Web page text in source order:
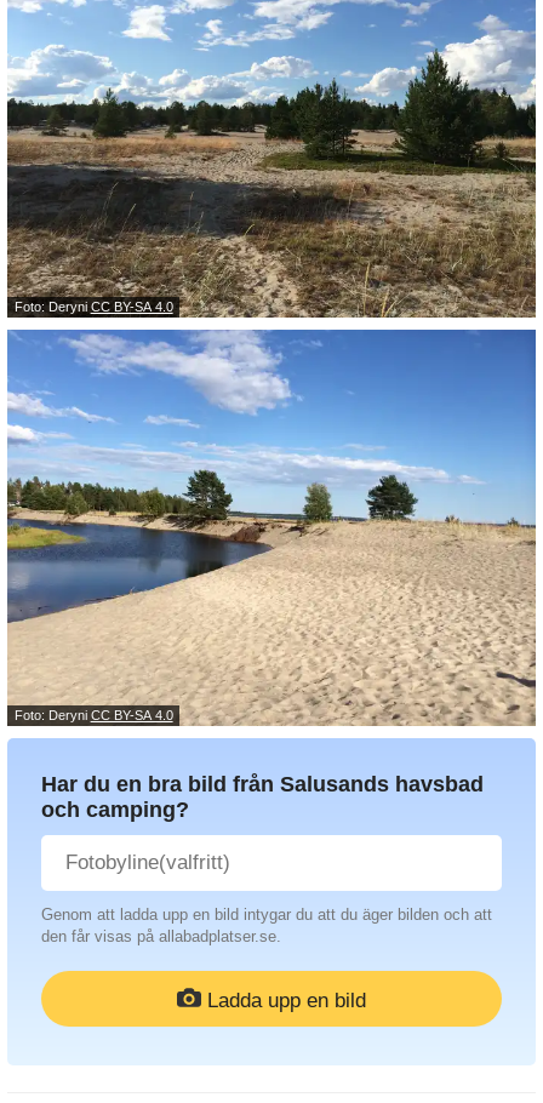
Foto: Deryni CC BY-SA 4.0
Foto: Deryni CC BY-SA 4.0
Har du en bra bild från Salusands havsbad
och camping?
Genom att ladda upp en bild intygar du att du äger bilden och att
den får visas på allabadplatser.se.
Ladda upp en bild